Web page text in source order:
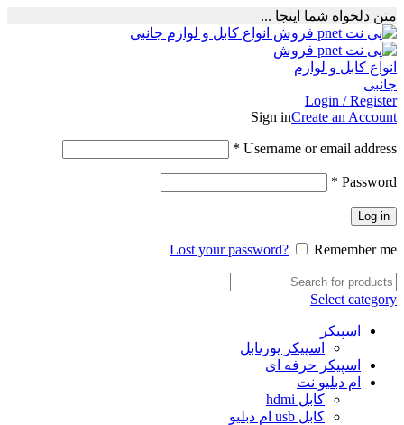
متن دلخواه شما اینجا ...
Login / Register
Sign inCreate an Account
Username or email address
*
Password
*
Log in
Lost your password? Remember me
Select category
اسپیکر
اسپیکر پورتابل
اسپیکر حرفه ای
ام دبلیو نت
کابل hdmi
کابل usb ام دبلیو